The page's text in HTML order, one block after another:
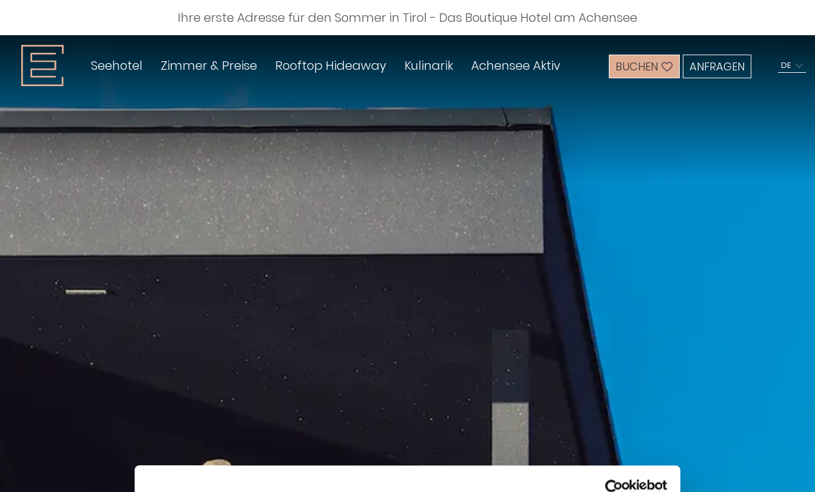
BUCHEN ANFRAGEN DE
Seehotel Zimmer & Preise Rooftop Hideaway Kulinarik Achensee Aktiv
Ihre erste Adresse für den Sommer in Tirol - Das Boutique Hotel am Achensee